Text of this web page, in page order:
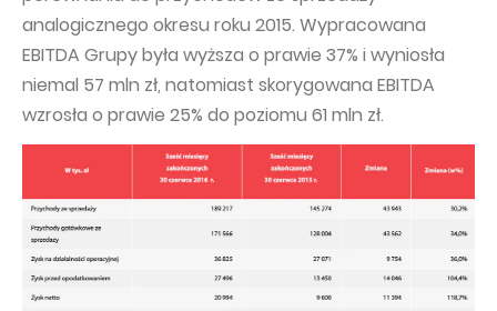
analogicznego okresu roku 2015. Wypracowana
EBITDA Grupy była wyższa o prawie 37% i wyniosła
niemal 57 mln zł, natomiast skorygowana EBITDA
wzrosła o prawie 25% do poziomu 61 mln zł.